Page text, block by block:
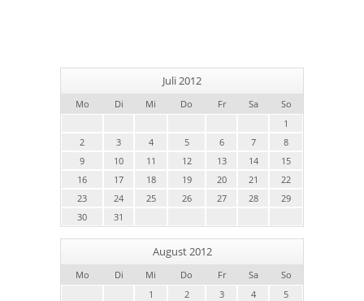
Juli 2012
Mo Di Mi Do Fr Sa
So
1
2
3 4 5 6 7
8
9
10 11 12 13 14
15
16
17 18 19 20 21
22
23
24 25 26 27 28
29
30
31
August 2012
Mo Di Mi Do Fr Sa
So
1
2 3 4
5